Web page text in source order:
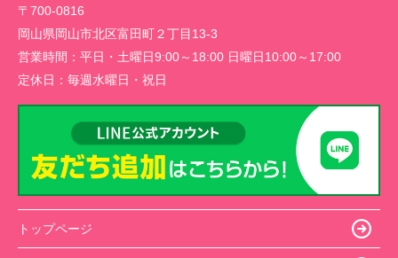
〒700-0816
岡山県岡山市北区富田町２丁目13-3
営業時間： 平日・土曜日9:00～18:00 日曜日10:00～17:00
定休日： 毎週水曜日・祝日
トップページ